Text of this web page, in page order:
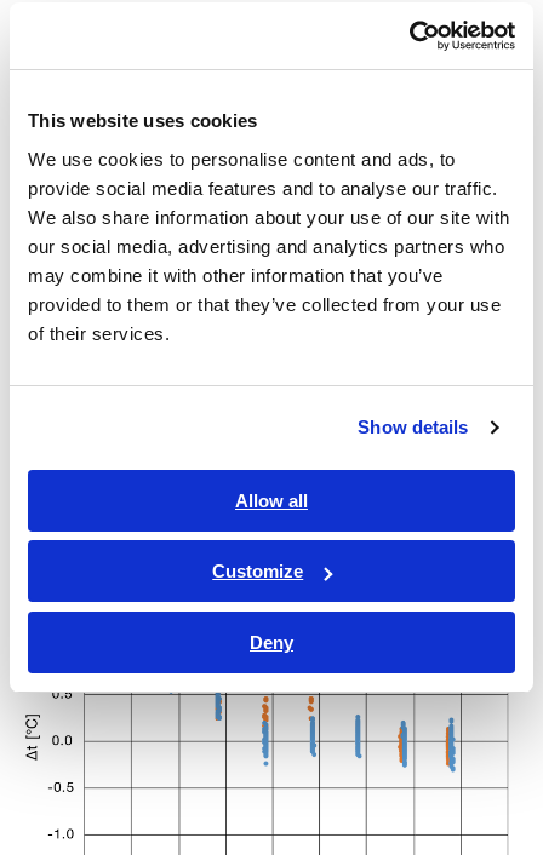
This website uses cookies
We use cookies to personalise content and ads, to
provide social media features and to analyse our traffic.
We also share information about your use of our site with
our social media, advertising and analytics partners who
may combine it with other information that you’ve
provided to them or that they’ve collected from your use
of their services.
Show details
Allow all
Customize
Deny
実測データ